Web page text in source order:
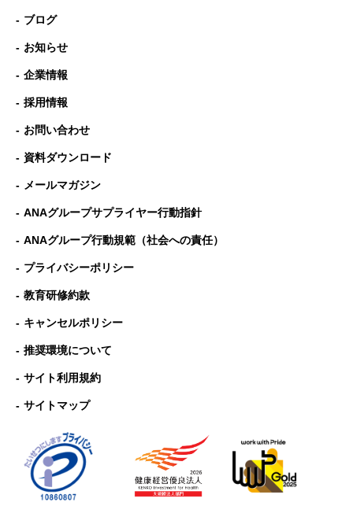
ブログ
お知らせ
企業情報
採用情報
お問い合わせ
資料ダウンロード
メールマガジン
ANAグループサプライヤー行動指針
ANAグループ⾏動規範（社会への責任）
プライバシーポリシー
教育研修約款
キャンセルポリシー
推奨環境について
サイト利用規約
サイトマップ